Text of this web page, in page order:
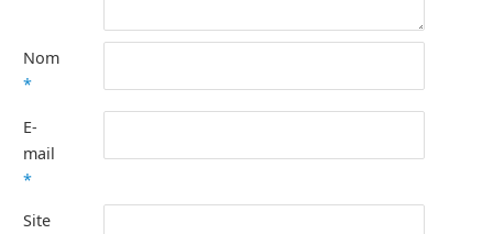
Nom
*
E-
mail
*
Site